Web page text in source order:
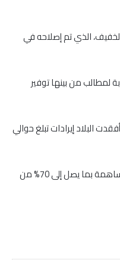
من خام مأرب الخفيف، الذي تم إصلاحه في
لمطالب من بينها توفير
البلاد إيرادات تبلغ حوالي
ويعتمد اليمن على صادرات النفط الخام لزيادة احتياطيات النقد الأجنبي والمساهمة بما يصل إلى 70% من